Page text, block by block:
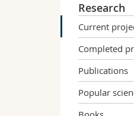
Research
Current
Completed
Publications
Popular